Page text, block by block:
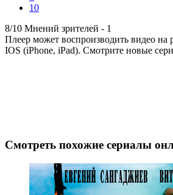
10
8/10 Мнений зрителей - 1
Плеер может воспроизводить видео на
IOS (iPhone, iPad). Смотрите новые
Смотреть похожие сериалы